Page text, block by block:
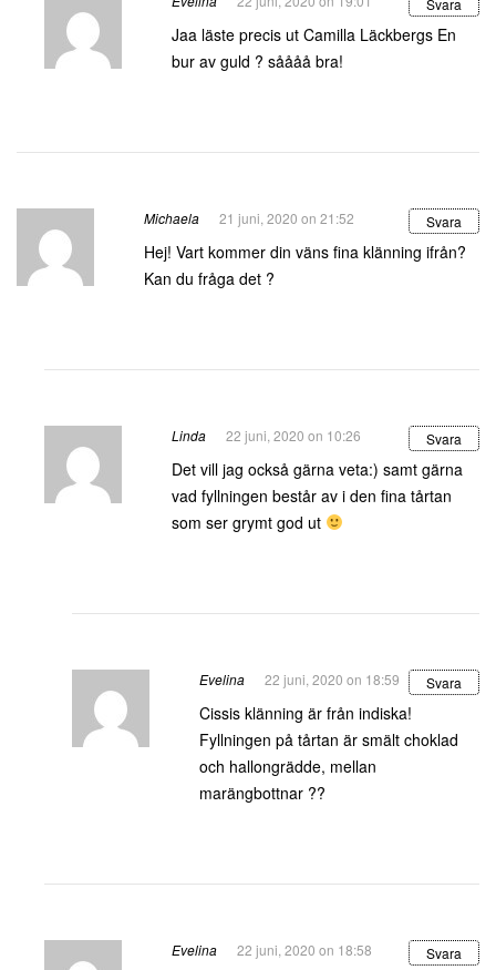
Jaa läste precis ut Camilla Läckbergs En
bur av guld ? såååå bra!
Michaela 21 juni, 2020 on 21:52 Svara
Hej! Vart kommer din väns fina klänning ifrån?
Kan du fråga det ?
Linda 22 juni, 2020 on 10:26 Svara
Det vill jag också gärna veta:) samt gärna
vad fyllningen består av i den fina tårtan
som ser grymt god ut
Evelina 22 juni, 2020 on 18:59 Svara
Cissis klänning är från indiska!
Fyllningen på tårtan är smält choklad
och hallongrädde, mellan
marängbottnar ??
Evelina 22 juni, 2020 on 18:58 Svara